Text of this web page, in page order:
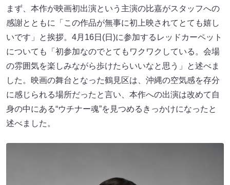
まず、本作が映画初出演という主演の比嘉がスタッフへの
感謝とともに「この作品が無事に初上映されてとても嬉し
いです」と挨拶。4月16日(日)に参加するレッドカーペット
についても「初参加なのでとてもワクワクしている。会場
の雰囲気を楽しみながら歩けたらいいなと思う」と述べま
した。映画の舞台となった鶴見区は、沖縄の空気感を存分
に感じられる場所だったと言い、本作への出演は改めて自
身の中にある“ウチナー魂”を見つめるきっかけになったと
述べました。